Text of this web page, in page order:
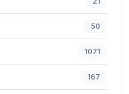
50
1071
167